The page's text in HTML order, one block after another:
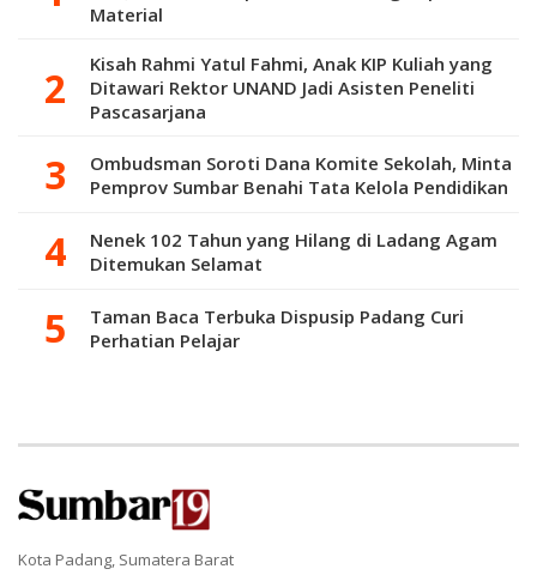
Material
Kisah Rahmi Yatul Fahmi, Anak KIP Kuliah yang
Ditawari Rektor UNAND Jadi Asisten Peneliti
Pascasarjana
Ombudsman Soroti Dana Komite Sekolah, Minta
Pemprov Sumbar Benahi Tata Kelola Pendidikan
Nenek 102 Tahun yang Hilang di Ladang Agam
Ditemukan Selamat
Taman Baca Terbuka Dispusip Padang Curi
Perhatian Pelajar
Kota Padang, Sumatera Barat